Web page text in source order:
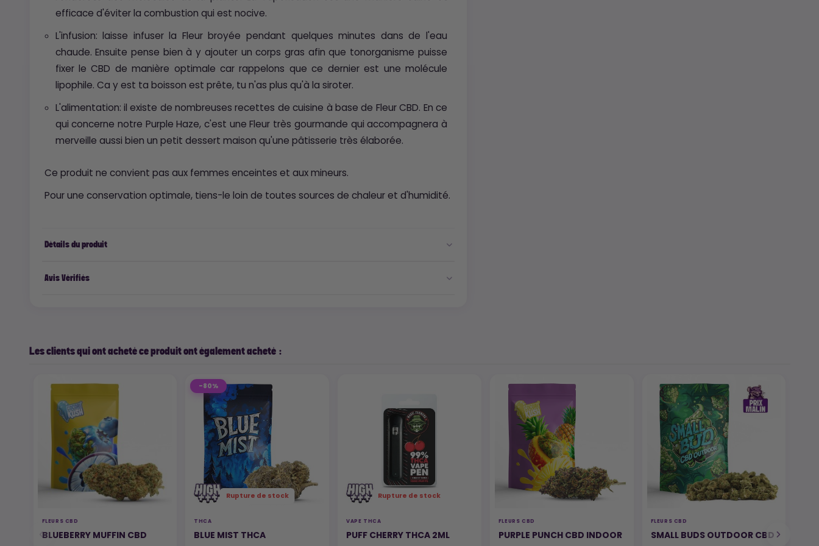
efficace d'éviter la combustion qui est nocive.
L'infusion: laisse infuser la Fleur broyée pendant quelques minutes dans de l'eau
chaude. Ensuite pense bien à y ajouter un corps gras afin que tonorganisme puisse
fixer le CBD de manière optimale car rappelons que ce dernier est une molécule
lipophile. Ca y est ta boisson est prête, tu n'as plus qu'à la siroter.
L'alimentation: il existe de nombreuses recettes de cuisine à base de Fleur CBD. En ce
qui concerne notre Purple Haze, c'est une Fleur très gourmande qui accompagnera à
merveille aussi bien un petit dessert maison qu'une pâtisserie très élaborée.
Ce produit ne convient pas aux femmes enceintes et aux mineurs.
Pour une conservation optimale, tiens-le loin de toutes sources de chaleur et d'humidité.
Détails du produit
Avis Vérifiés
Les clients qui ont acheté ce produit ont également acheté :
FLEURS CBD
BLUEBERRY MUFFIN CBD
-80%
Rupture de stock
THCA
BLUE MIST THCA
Rupture de stock
VAPE THCA
PUFF CHERRY THCA 2ML
FLEURS CBD
PURPLE PUNCH CBD INDOOR
FLEURS CBD
SMALL BUDS OUTDOOR CBD